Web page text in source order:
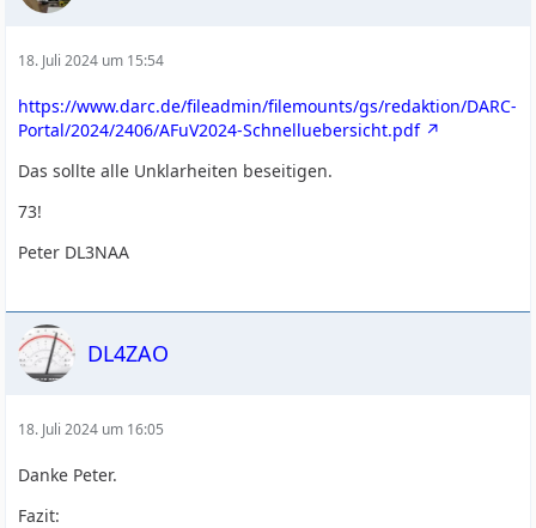
18. Juli 2024 um 15:54
https://www.darc.de/fileadmin/filemounts/gs/redaktion/DARC-
Portal/2024/2406/AFuV2024-Schnelluebersicht.pdf
Das sollte alle Unklarheiten beseitigen.
73!
Peter DL3NAA
DL4ZAO
18. Juli 2024 um 16:05
Danke Peter.
Fazit: